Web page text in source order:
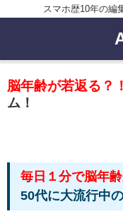
スマホ歴10年の編
脳年齢が若返る？！
ム！
毎日１分で脳年齢
50代に大流行中